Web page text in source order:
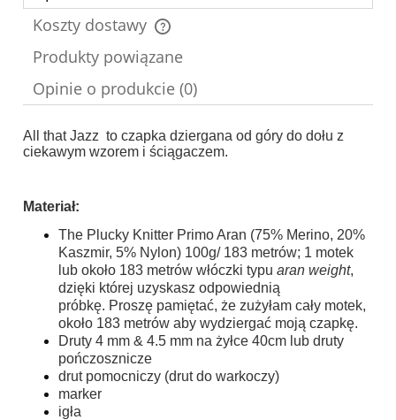
Koszty dostawy
Cena nie zawiera ewentualnych kosztów płatności
Produkty powiązane
Opinie o produkcie (0)
All that Jazz to czapka dziergana od góry do dołu z
ciekawym wzorem i ściągaczem.
Materiał:
The Plucky Knitter Primo Aran (75% Merino, 20%
Kaszmir, 5% Nylon) 100g/ 183 metrów; 1 motek
lub około 183 metrów włóczki typu aran weight,
dzięki której uzyskasz odpowiednią
próbkę. Proszę pamiętać, że zużyłam cały motek,
około 183 metrów aby wydziergać moją czapkę.
Druty 4 mm & 4.5 mm na żyłce 40cm lub druty
pończosznicze
drut pomocniczy (drut do warkoczy)
marker
igła